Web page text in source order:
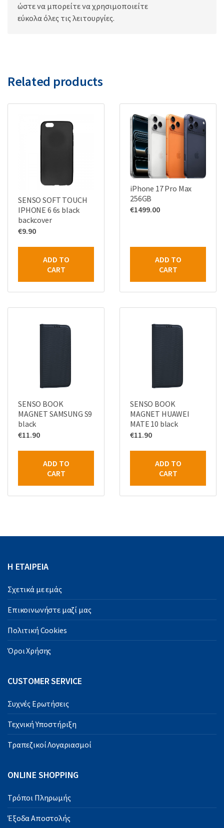
ώστε να μπορείτε να χρησιμοποιείτε
εύκολα όλες τις λειτουργίες.
Related products
SENSO SOFT TOUCH
IPHONE 6 6s black
backcover
€9.90
ADD TO
CART
iPhone 17 Pro Max
256GB
€1499.00
ADD TO
CART
SENSO BOOK
MAGNET SAMSUNG S9
black
€11.90
ADD TO
CART
SENSO BOOK
MAGNET HUAWEI
MATE 10 black
€11.90
ADD TO
CART
Η ΕΤΑΙΡΕΙΑ
Σχετικά με εμάς
Επικοινωνήστε μαζί μας
Πολιτική Cookies
Όροι Χρήσης
CUSTOMER SERVICE
Συχνές Ερωτήσεις
Τεχνική Υποστήριξη
Τραπεζικοί Λογαριασμοί
ONLINE SHOPPING
Τρόποι Πληρωμής
Έξοδα Αποστολής